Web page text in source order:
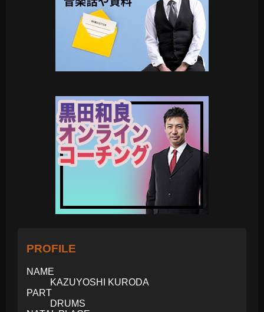
PROFILE
NAME
KAZUYOSHI KURODA
PART
DRUMS